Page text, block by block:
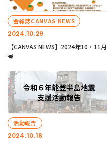
2024.10.29
会報誌CANVAS NEWS
【CANVAS NEWS】2024年10・11月
号
2024.10.18
活動報告